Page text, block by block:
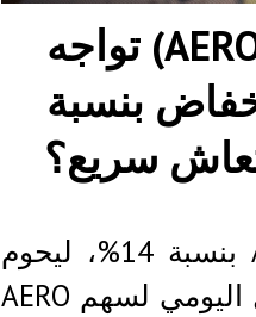
شركة تمويل المطارات (AERO) تواجه
بنسبة
انخفض سهم Aerodrome Finance بنسبة 14%، ليحوم
حول دولار واحد. ارتفع حجم التداول اليومي لسهم AERO